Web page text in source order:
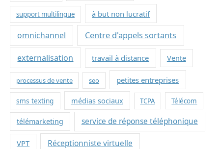
support multilingue à but non lucratif
omnichannel Centre d'appels sortants
externalisation travail à distance Vente
processus de vente seo petites entreprises
sms texting médias sociaux TCPA Télécom
télémarketing service de réponse téléphonique
VPT Réceptionniste virtuelle